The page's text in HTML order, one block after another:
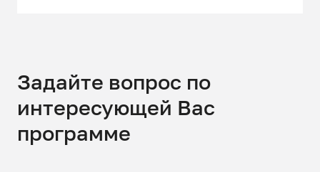
Задайте вопрос по
интересующей Вас
программе